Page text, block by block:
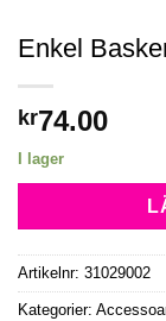
Enkel
kr74.00
I lager
Artikelnr: 31029002
Kategorier: